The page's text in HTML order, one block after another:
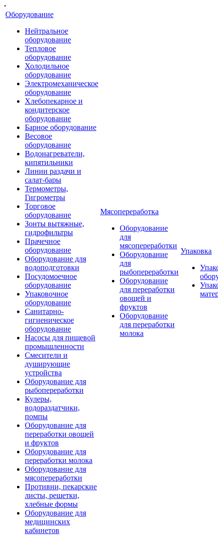
Оборудование
Нейтральное
оборудование
Тепловое
оборудование
Холодильное
оборудование
Электромеханическое
оборудование
Хлебопекарное и
кондитерское
оборудование
Барное оборудование
Весовое
оборудование
Водонагреватели,
кипятильники
Линии раздачи и
салат-бары
Термометры,
Гигрометры
Торговое
оборудование
Зонты вытяжные,
гидрофильтры
Прачечное
оборудование
Оборудование для
водоподготовки
Посудомоечное
оборудование
Упаковочное
оборудование
Санитарно-
гигиеническое
оборудование
Насосы для пищевой
промышленности
Смесители и
душирующие
устройства
Оборудование для
рыбопереработки
Кулеры,
водораздатчики,
помпы
Оборудование для
переработки овощей
и фруктов
Оборудование для
переработки молока
Оборудование для
мясопереработки
Противни, пекарские
листы, решетки,
хлебные формы
Оборудование для
медицинских
кабинетов
Мясопереработка
Оборудование
для
мясопереработки
Оборудование
для
рыбопереработки
Оборудование
для переработки
овощей и
фруктов
Оборудование
для переработки
молока
Упаковка